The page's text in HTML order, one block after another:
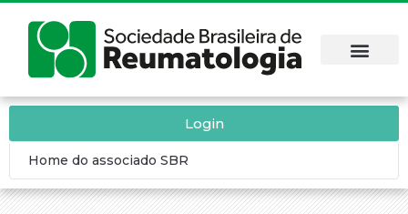
Login
Home do associado SBR